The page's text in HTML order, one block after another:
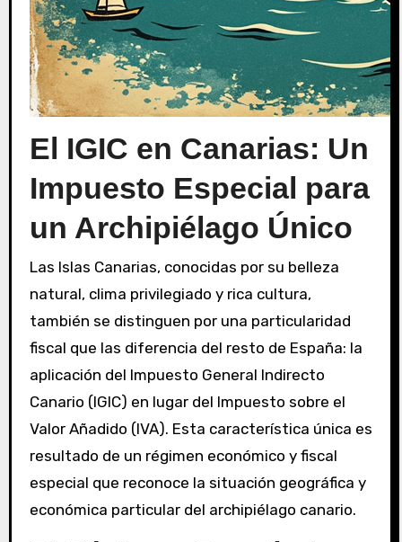
El IGIC en Canarias: Un
Impuesto Especial para
un Archipiélago Único
Las Islas Canarias, conocidas por su belleza
natural, clima privilegiado y rica cultura,
también se distinguen por una particularidad
fiscal que las diferencia del resto de España: la
aplicación del Impuesto General Indirecto
Canario (IGIC) en lugar del Impuesto sobre el
Valor Añadido (IVA). Esta característica única es
resultado de un régimen económico y fiscal
especial que reconoce la situación geográfica y
económica particular del archipiélago canario.